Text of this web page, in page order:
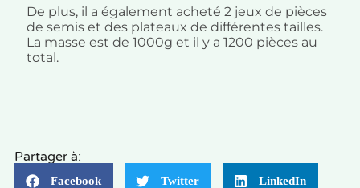
De plus, il a également acheté 2 jeux de pièces
de semis et des plateaux de différentes tailles.
La masse est de 1000g et il y a 1200 pièces au
total.
Partager à:
Facebook Twitter LinkedIn